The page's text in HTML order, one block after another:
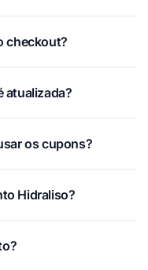
checkout?
atualizada?
os cupons?
Hidraliso?